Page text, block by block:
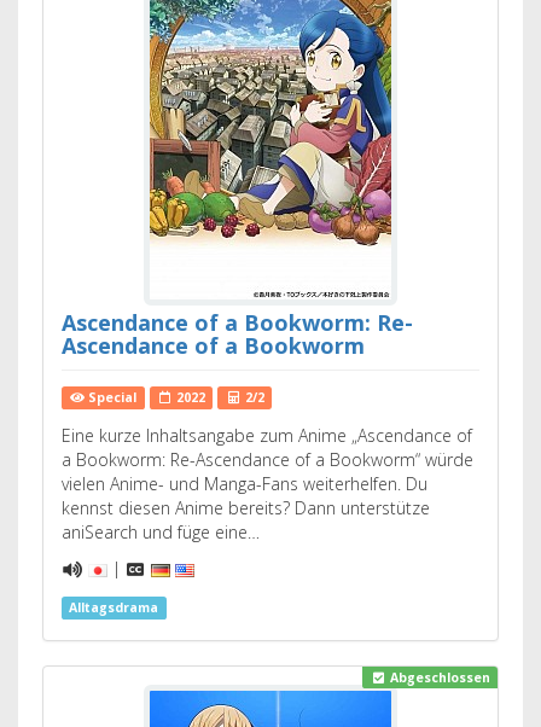
Ascendance of a Bookworm: Re-
Ascendance of a Bookworm
Special 2022 2/2
Eine kurze Inhaltsangabe zum Anime „Ascendance of
a Bookworm: Re-Ascendance of a Bookworm“ würde
vielen Anime- und Manga-Fans weiterhelfen. Du
kennst diesen Anime bereits? Dann unterstütze
aniSearch und füge eine…
|
Alltagsdrama
Abgeschlossen